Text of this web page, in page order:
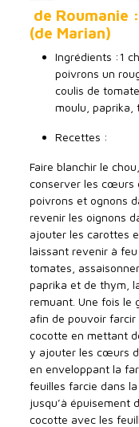
de Roumanie
(de Marian)
Ingrédients :1
poivrons un
coulis de
moulu, paprika,
Recettes :
Faire blanchir le
conserver les cœurs
poivrons et ognons
revenir les oignons
ajouter les carottes
laissant revenir à
tomates,
paprika et de thym,
remuant. Une fois le
afin de pouvoir farcir
cocotte en mettant
y ajouter les cœurs
en enveloppant la
feuilles farcie dans
jusqu’à épuisement
cocotte avec les